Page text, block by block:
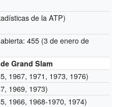
de la ATP)
455 (3 de enero de
Grand Slam
1967, 1971, 1973, 1976)
1969, 1973)
1966, 1968-1970, 1974)